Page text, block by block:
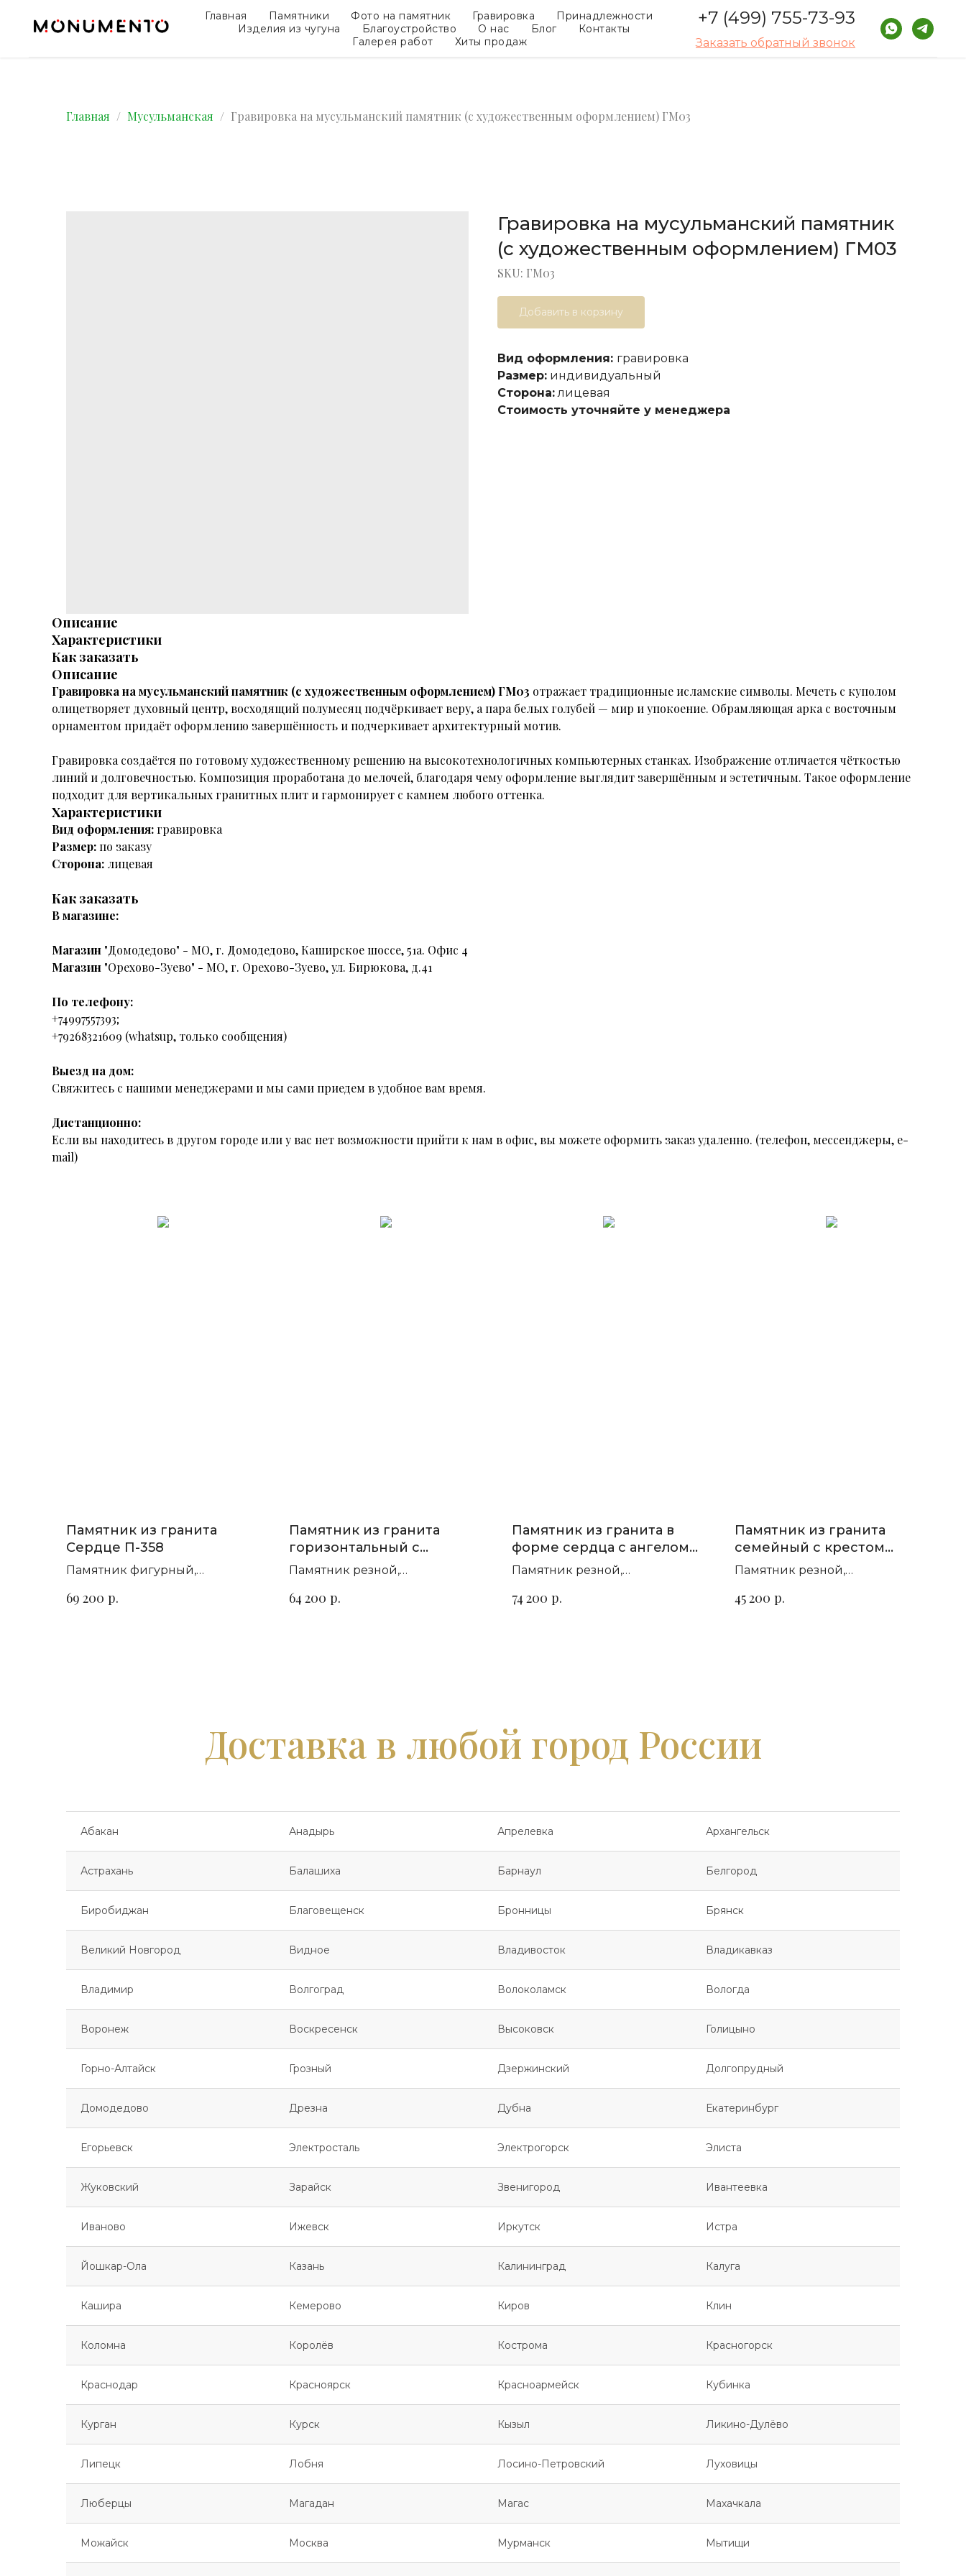
Главная Памятники Фото на памятник Гравировка
Принадлежности
Изделия из чугуна
Благоустройство О нас Блог
Контакты
Галерея работ
Хиты продаж
+7 (499) 755-73-93
Заказать обратный звонок
Главная Мусульманская Гравировка на мусульманский памятник (с художественным оформлением) ГМ03
Гравировка на мусульманский памятник
(с художественным оформлением) ГМ03
SKU: ГМ03
Добавить в корзину
Вид оформления: гравировка
Размер: индивидуальный
Сторона:лицевая
Стоимость уточняйте у менеджера
Описание
Характеристики
Как заказать
Описание
Гравировка на мусульманский памятник (с художественным оформлением) ГМ03 отражает традиционные исламские символы. Мечеть с куполом
олицетворяет духовный центр, восходящий полумесяц подчёркивает веру, а пара белых голубей — мир и упокоение. Обрамляющая арка с восточным
орнаментом придаёт оформлению завершённость и подчеркивает архитектурный мотив.
Гравировка создаётся по готовому художественному решению на высокотехнологичных компьютерных станках. Изображение отличается чёткостью
линий и долговечностью. Композиция проработана до мелочей, благодаря чему оформление выглядит завершённым и эстетичным. Такое оформление
подходит для вертикальных гранитных плит и гармонирует с камнем любого оттенка.
Характеристики
Вид оформления: гравировка
Размер: по заказу
Сторона: лицевая
Как заказать
В магазине:
Магазин "Домодедово" - МО, г. Домодедово, Каширское шоссе, 51а. Офис 4
Магазин "Орехово-Зуево" - МО, г. Орехово-Зуево, ул. Бирюкова, д.41
По телефону:
+74997557393;
+79268321609 (whatsup, только сообщения)
Выезд на дом:
Свяжитесь с нашими менеджерами и мы сами приедем в удобное вам время.
Дистанционно:
Если вы находитесь в другом городе или у вас нет возможности прийти к нам в офис, вы можете оформить заказ удаленно. (телефон, мессенджеры, e-
mail)
Памятник из гранита
Сердце П-358
Памятник фигурный,
на выбор
69 200 р.
Памятник из гранита
горизонтальный с
ангелами и крестом П-103
Памятник резной,
на выбор
64 200 р.
Памятник из гранита в
форме сердца с ангелом
П-191
Памятник резной,
на выбор
74 200 р.
Памятник из гранита
семейный с крестом
П-450
Памятник резной,
на выбор
45 200 р.
Доставка в любой город России
Абакан Анадырь Апрелевка Архангельск
Астрахань Балашиха Барнаул Белгород
Биробиджан Благовещенск Бронницы Брянск
Великий Новгород Видное Владивосток Владикавказ
Владимир Волгоград Волоколамск Вологда
Воронеж Воскресенск Высоковск Голицыно
Горно-Алтайск Грозный Дзержинский Долгопрудный
Домодедово Дрезна Дубна Екатеринбург
Егорьевск Электросталь Электрогорск Элиста
Жуковский Зарайск Звенигород Ивантеевка
Иваново Ижевск Иркутск Истра
Йошкар-Ола Казань Калининград Калуга
Кашира Кемерово Киров Клин
Коломна Королёв Кострома Красногорск
Краснодар Красноярск Красноармейск Кубинка
Курган Курск Кызыл Ликино-Дулёво
Липецк Лобня Лосино-Петровский Луховицы
Люберцы Магадан Магас Махачкала
Можайск Москва Мурманск Мытищи